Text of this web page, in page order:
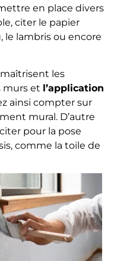
en place divers
citer le papier
le lambris ou encore
les
murs et l’application
ainsi compter sur
mural. D’autre
pour la pose
comme la toile de